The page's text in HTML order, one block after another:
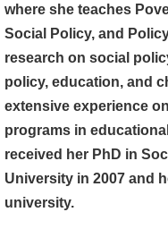
文
件
心
輔
&
學
輔
where she teaches
Social Policy, and
research on social
policy, education, and
extensive experience
programs in
received her PhD in
University in 2007 and
university.